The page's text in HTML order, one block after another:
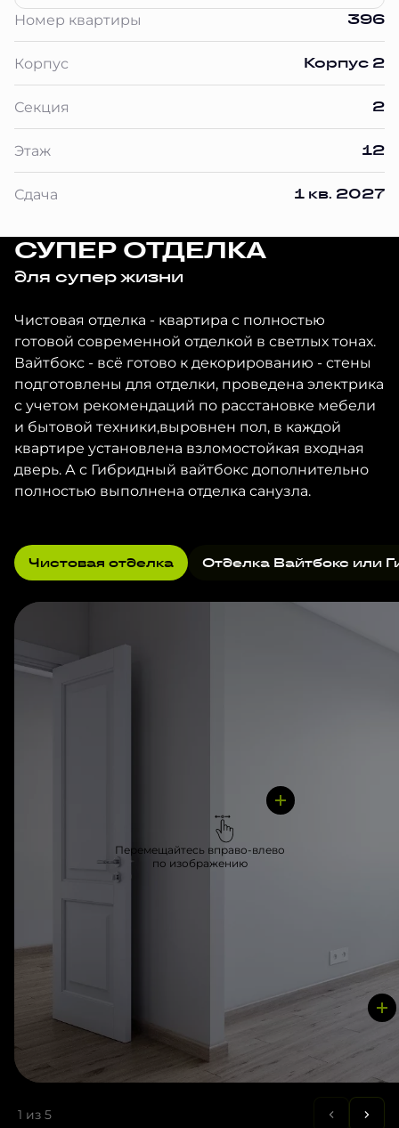
Номер квартиры 396
Корпус Корпус 2
Секция 2
Этаж 12
Сдача 1 кв. 2027
СУПЕР ОТДЕЛКА
для супер жизни
Чистовая отделка - квартира с полностью
готовой современной отделкой в светлых тонах.
Вайтбокс - всё готово к декорированию - стены
подготовлены для отделки, проведена электрика
с учетом рекомендаций по расстановке мебели
и бытовой техники,выровнен пол, в каждой
квартире установлена взломостойкая входная
дверь. А с Гибридный вайтбокс дополнительно
полностью выполнена отделка санузла.
Чистовая отделка Отделка Вайтбокс или
Перемещайтесь вправо-влево
по изображению
1 из 5